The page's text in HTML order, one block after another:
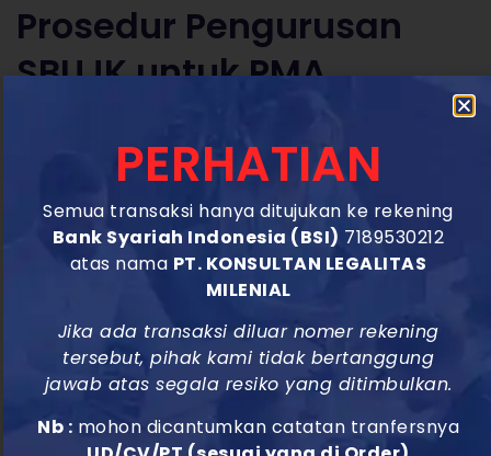
Prosedur Pengurusan
SBUJK untuk PMA
melalui sistem OSS yang terintegrasi dengan SIJK.
Berikut langkah-langkahnya:
Pendaftaran NIB
Pastikan perusahaan Anda memiliki NIB melalui
oss.go.id. NIB berfungsi sebagai identitas usaha
dan syarat awal untuk mengurus SBUJK.
Pendaftaran Asosiasi
Daftarkan perusahaan Anda ke asosiasi jasa
KTA.
PERHATIAN
Semua transaksi hanya ditujukan ke rekening
Bank Syariah Indonesia (BSI) 7189530212
atas nama PT. KONSULTAN LEGALITAS
MILENIAL
Jika ada transaksi diluar nomer rekening
tersebut, pihak kami tidak bertanggung
jawab atas segala resiko yang ditimbulkan.
Nb : mohon dicantumkan catatan tranfersnya